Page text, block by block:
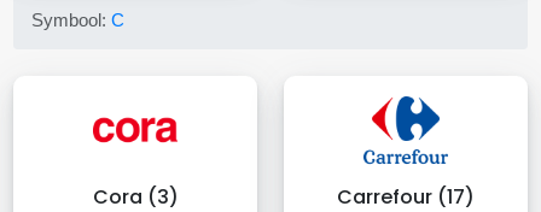
Symbool:C
Cora (3) Carrefour (17)